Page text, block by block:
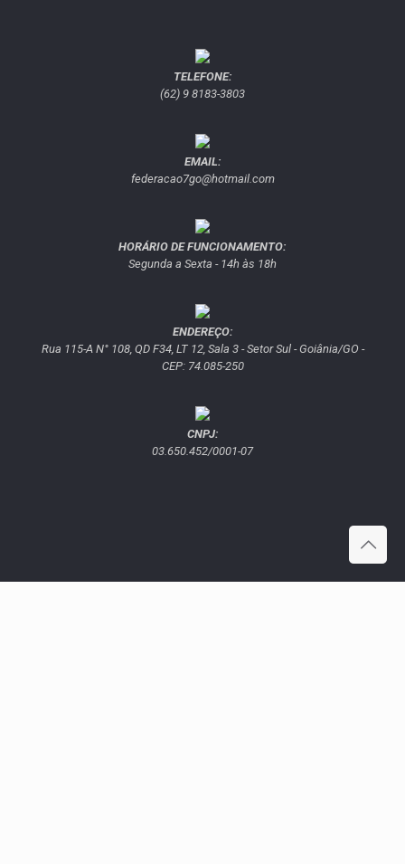
TELEFONE:
(62) 9 8183-3803
EMAIL:
federacao7go@hotmail.com
HORÁRIO DE FUNCIONAMENTO:
Segunda a Sexta - 14h às 18h
ENDEREÇO:
Rua 115-A N° 108, QD F34, LT 12, Sala 3 - Setor Sul - Goiânia/GO -
CEP: 74.085-250
CNPJ:
03.650.452/0001-07